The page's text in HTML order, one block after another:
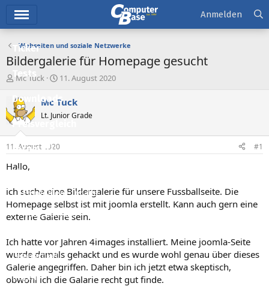
Ticker
Tests
Downloads
Preisvergleich
Forum
Aktuelles
Empfohlene Inhalte
Neue Beiträge
Leserartikel
Regeln
Anmelden
Webseiten und soziale Netzwerke
Bildergalerie für Homepage gesucht
E
s
t
e
e
r
Mc Tuck
E
s
t
e
l
t
11. August 2020
Mc Tuck
Lt. Junior Grade
11. August 2020 #1
Hallo,
ich suche eine Bildergalerie für unsere Fussballseite. Die
Homepage selbst ist mit joomla erstellt. Kann auch gern eine
externe Galerie sein.
Ich hatte vor Jahren 4images installiert. Meine joomla-Seite
wurde damals gehackt und es wurde wohl genau über dieses
Galerie angegriffen. Daher bin ich jetzt etwa skeptisch,
obwohl ich die Galarie recht gut finde.